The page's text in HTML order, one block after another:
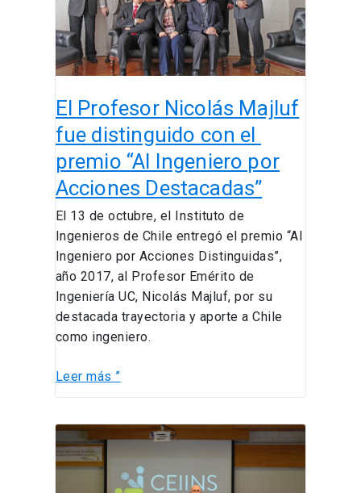
El Profesor Nicolás Majluf
fue distinguido con el ​
premio “Al Ingeniero por
Acciones Destacadas”
El 13 de octubre, el Instituto de
Ingenieros de Chile entregó el premio “Al
Ingeniero por Acciones Distinguidas”,
año 2017, al Profesor Emérito de
Ingeniería UC, Nicolás Majluf, por su
destacada trayectoria y aporte a Chile
como ingeniero.
distinguido
con
el
“Al
Ingeniero
por
Acciones
Destacadas”
Leer más ”
Capítulo
Estudiantil
CEIINS